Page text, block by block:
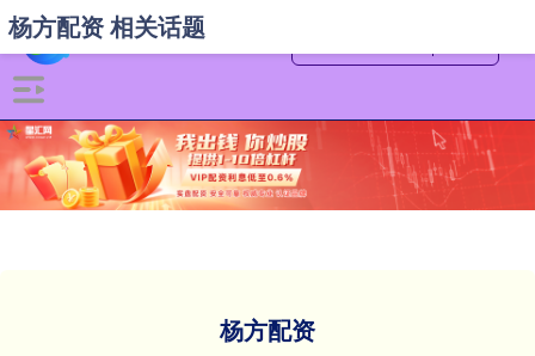
杨方配资
杨方配资 相关话题